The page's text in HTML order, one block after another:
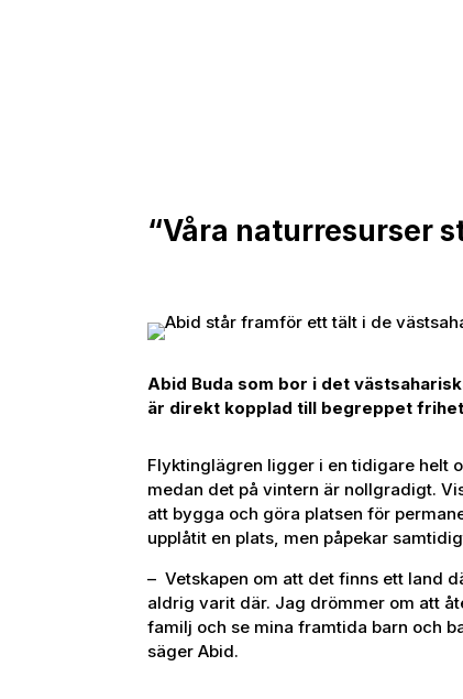
“Våra naturresurser
Abid Buda som bor i det
är direkt kopplad till begreppet
Flyktinglägren ligger i en tidigare helt
medan det på vintern är nollgradigt.
att bygga och göra platsen för
upplåtit en plats, men påpekar
– Vetskapen om att det finns ett land
aldrig varit där. Jag drömmer om att
familj och se mina framtida barn och
säger Abid.